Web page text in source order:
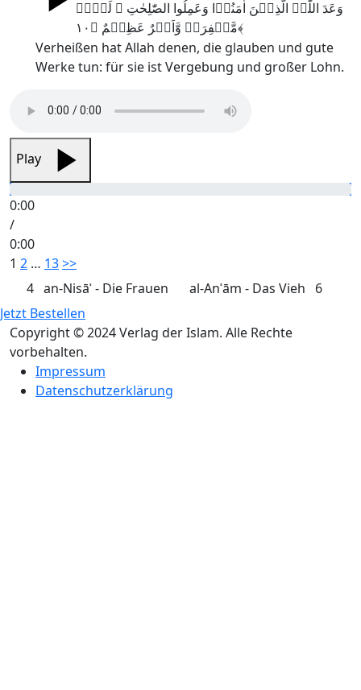
وَعَدَ اللّٰہُ الَّذِیۡنَ اٰمَنُوۡا وَعَمِلُوا الصّٰلِحٰتِ ۙ لَہُمۡ
مَّغۡفِرَۃٌ وَّاَجۡرٌ عَظِیۡمٌ ﴿۱۰﴾
Verheißen hat Allah denen, die glauben und gute
Werke tun: für sie ist Vergebung und großer Lohn.
Play
0:00
/
0:00
Seitennummerierung
der
Beiträge
1 2 … 13>>
4 an-Nisāʾ - Die Frauen al-Anʿām - Das Vieh 6
Jetzt Bestellen
Copyright © 2024 Verlag der Islam. Alle Rechte
vorbehalten.
Impressum
Datenschutzerklärung